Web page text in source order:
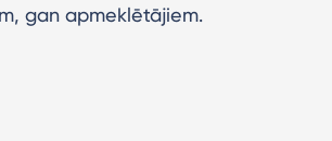
gan apmeklētājiem.